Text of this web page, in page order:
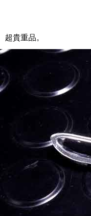
超貴重品。